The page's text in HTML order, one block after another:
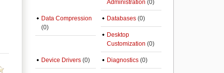
Administration (0)
Data Compression
(0)
Databases (0)
Desktop
Customization (0)
Device Drivers (0) Diagnostics (0)